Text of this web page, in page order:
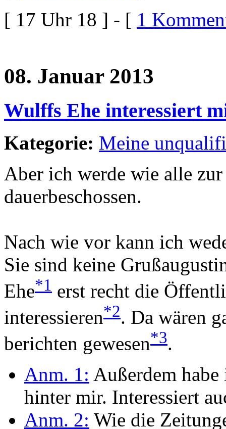
[ 17 Uhr 18 ] - [ 1
08. Januar 2013
Wulffs Ehe interessiert
Kategorie: Meine
Aber ich werde wie alle
dauerbeschossen.
Nach wie vor kann ich
Sie sind keine
Ehe*1 erst recht die
interessieren*2. Da wären
berichten gewesen*3.
Anm. 1: Außerdem
hinter mir. Interessiert
Anm. 2: Wie die